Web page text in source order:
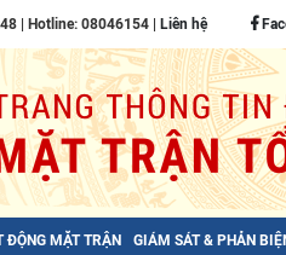
| Hotline: 08046154 | Liên hệ
ĐỘNG MẶT TRẬN GIÁM SÁT & PHẢN